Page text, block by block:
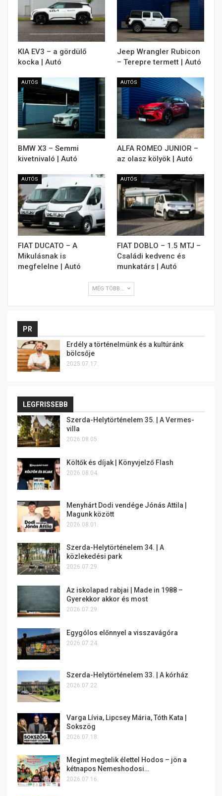
KIA EV3 – a gördülő
kocka | Autó
Jeep Wrangler Rubicon
– Terepre termett | Autó
AUTÓS
BMW X3 – Semmi
kivetnivaló | Autó
AUTÓS
ALFA ROMEO JUNIOR –
az olasz kölyök | Autó
AUTÓS
FIAT DUCATO – A
Mikulásnak is
megfelelne | Autó
AUTÓS
FIAT DOBLO – 1.5 MTJ –
Családi kedvenc és
munkatárs | Autó
MÉG TÖBB...
PR
Erdély a történelmünk és a kultúránk
bölcsője
2025.07.17.
LEGFRISSEBB
Szerda-Helytörténelem 35. | A Vermes-
villa
2026.08.05.
Költők és díjak | Könyvjelző Flash
2026.08.04.
Menyhárt Dodi vendége Jónás Attila |
Magunk között
2026.08.01.
Szerda-Helytörténelem 34. | A
közlekedési park
2026.07.29.
Az iskolapad rabjai | Made in 1988 –
Gyerekkor akkor és most
2026.07.29.
Egygólos előnnyel a visszavágóra
2026.07.24.
Szerda-Helytörténelem 33. | A kórház
2026.07.22.
Varga Lívia, Lipcsey Mária, Tóth Kata |
Sokszög
2026.07.18.
Megint megtelik élettel Hodos – jön a
kétnapos Nemeshodosi…
2026.07.16.